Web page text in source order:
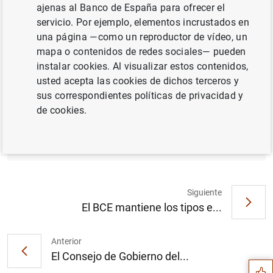
Conferencia de prensa. 10.06.2021 (en
directo a partir de las 14:30)
Anterior
El Consejo de Gobierno del...
Siguiente
El BCE mantiene los tipos e...
Sugerencias
ajenas al Banco de España para ofrecer el
servicio. Por ejemplo, elementos incrustados en
una página —como un reproductor de vídeo, un
mapa o contenidos de redes sociales— pueden
instalar cookies. Al visualizar estos contenidos,
usted acepta las cookies de dichos terceros y
sus correspondientes políticas de privacidad y
de cookies.